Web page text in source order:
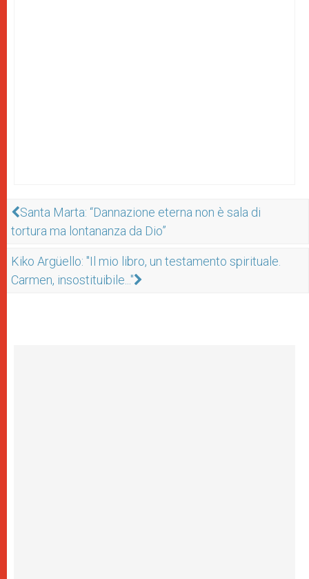
Santa Marta: “Dannazione eterna non è sala di
tortura ma lontananza da Dio”
Kiko Argüello: "Il mio libro, un testamento spirituale.
Carmen, insostituibile..."